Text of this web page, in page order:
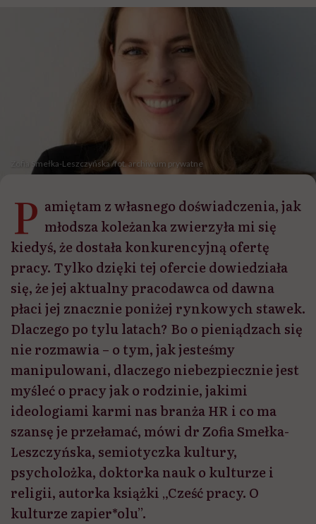
Zofia Smełka-Leszczyńska /fot. archiwum prywatne
P amiętam z własnego doświadczenia, jak
młodsza koleżanka zwierzyła mi się
kiedyś, że dostała konkurencyjną ofertę
pracy. Tylko dzięki tej ofercie dowiedziała
się, że jej aktualny pracodawca od dawna
płaci jej znacznie poniżej rynkowych stawek.
Dlaczego po tylu latach? Bo o pieniądzach się
nie rozmawia – o tym, jak jesteśmy
manipulowani, dlaczego niebezpiecznie jest
myśleć o pracy jak o rodzinie, jakimi
ideologiami karmi nas branża HR i co ma
szansę je przełamać, mówi dr Zofia Smełka-
Leszczyńska, semiotyczka kultury,
psycholożka, doktorka nauk o kulturze i
religii, autorka książki „Cześć pracy. O
kulturze zapier*olu”.